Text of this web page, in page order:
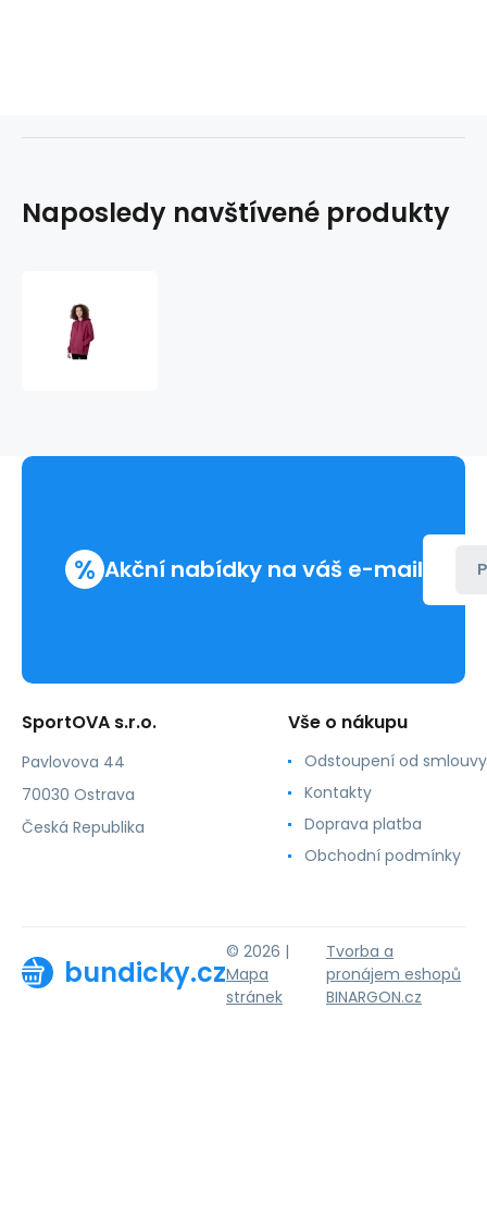
Naposledy navštívené produkty
% Akční nabídky na váš e-mail
SportOVA s.r.o.
Pavlovova 44
70030 Ostrava
Česká Republika
Vše o nákupu
Odstoupení od smlouvy
Kontakty
Doprava platba
Obchodní podmínky
bundicky.cz
© 2026 |
Mapa
stránek
Tvorba a
pronájem eshopů
BINARGON.cz